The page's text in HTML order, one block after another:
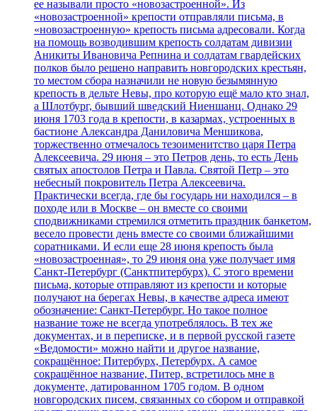
ее называли просто «новозастроенной». Из
«новозастроенной» крепости отправляли письма, в
«новозастроенную» крепость письма адресовали. Когда
на помощь возводившим крепость солдатам дивизии
Аникиты Ивановича Репнина и солдатам гвардейских
полков было решено направить новгородских крестьян,
то местом сбора назначили не новую безымянную
крепость в дельте Невы, про которую ещё мало кто знал,
а Шлотбург, бывший шведский Ниеншанц. Однако 29
июня 1703 года в крепости, в казармах, устроенных в
бастионе Александра Даниловича Меншикова,
торжественно отмечалось тезоименитство царя Петра
Алексеевича. 29 июня – это Петров день, то есть День
святых апостолов Петра и Павла. Святой Петр – это
небесный покровитель Петра Алексеевича.
Практически всегда, где бы государь ни находился – в
походе или в Москве – он вместе со своими
сподвижниками стремился отметить праздник банкетом,
весело провести день вместе со своими ближайшими
соратниками. И если еще 28 июня крепость была
«новозастроенная», то 29 июня она уже получает имя
Санкт-Петербург (Санктпитербурх). С этого времени
письма, которые отправляют из крепости и которые
получают на берегах Невы, в качестве адреса имеют
обозначение: Санкт-Петербург. Но такое полное
название тоже не всегда употреблялось. В тех же
документах, и в переписке, и в первой русской газете
«Ведомости» можно найти и другое название,
сокращённое: Питербурх, Петербурх. А самое
сокращённое название, Питер, встретилось мне в
документе, датированном 1705 годом. В одном
новгородских писем, связанных со сбором и отправкой